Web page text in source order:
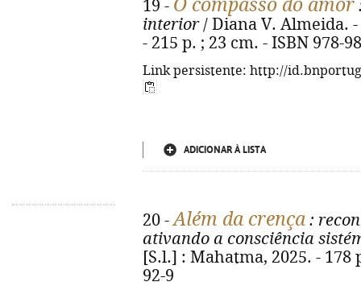
19 - O compasso do amor
interior/ Diana V. Almeida. -
- 215 p. ; 23 cm. - ISBN 978-
Link persistente: http://
ADICIONAR À LISTA
20 -Além da crença :
ativando a consciência
[S.l.] : Mahatma, 2025. - 178
92-9